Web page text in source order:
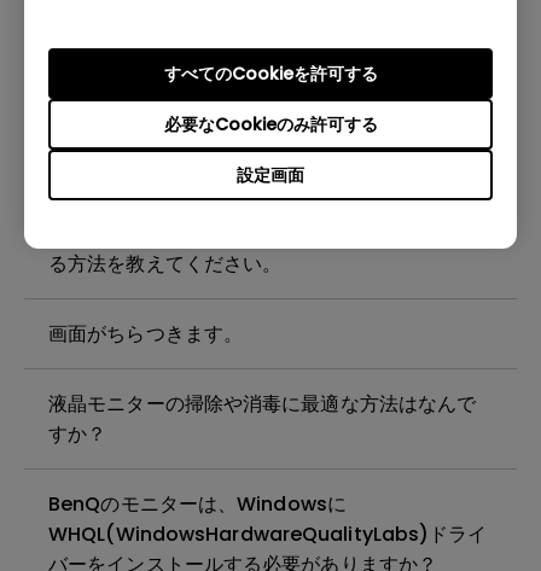
設定画面
必要なCookieのみ許可する
すべてのCookieを許可する
ECOセンサーの最大検出距離はどのくらいです
か？モニターのECOセンサーが意図したとおりに
動作しないのはなぜですか？
る方法を教えてください。
画面がちらつきます。
液晶モニターの掃除や消毒に最適な方法はなんで
すか？
BenQのモニターは、Windowsに
WHQL(WindowsHardwareQualityLabs)ドライ
バーをインストールする必要がありますか？